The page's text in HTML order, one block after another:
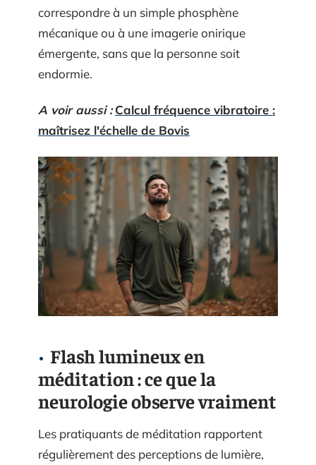
correspondre à un simple phosphène
mécanique ou à une imagerie onirique
émergente, sans que la personne soit
endormie.
A voir aussi : Calcul fréquence vibratoire :
maîtrisez l'échelle de Bovis
Flash lumineux en
méditation : ce que la
neurologie observe vraiment
Les pratiquants de méditation rapportent
régulièrement des perceptions de lumière,